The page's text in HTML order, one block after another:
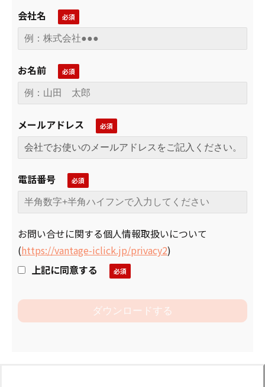
会社名
お名前
メールアドレス
電話番号
お問い合せに関する個人情報取扱いについて
(https://vantage-iclick.jp/privacy2)
上記に同意する